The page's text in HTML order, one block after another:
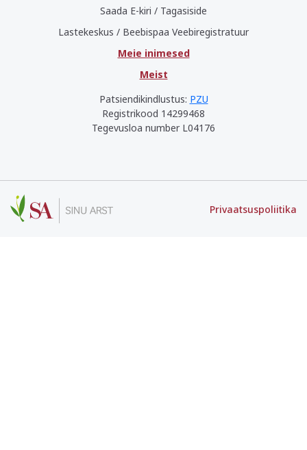
Saada E-kiri / Tagasiside
Lastekeskus / Beebispaa Veebiregistratuur
Meie inimesed
Meist
Patsiendikindlustus: PZU
Registrikood 14299468
Tegevusloa number L04176
Privaatsuspoliitika